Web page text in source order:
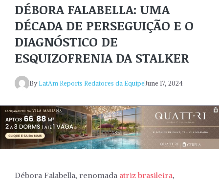
DÉBORA FALABELLA: UMA
DÉCADA DE PERSEGUIÇÃO E O
DIAGNÓSTICO DE
ESQUIZOFRENIA DA STALKER
ByLatAm Reports Redatores da EquipeJune 17, 2024
Débora Falabella, renomada atriz brasileira,